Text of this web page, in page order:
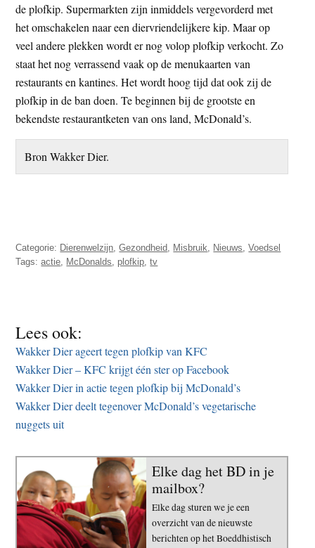
de plofkip. Supermarkten zijn inmiddels vergevorderd met
het omschakelen naar een diervriendelijkere kip. Maar op
veel andere plekken wordt er nog volop plofkip verkocht. Zo
staat het nog verrassend vaak op de menukaarten van
restaurants en kantines. Het wordt hoog tijd dat ook zij de
plofkip in de ban doen. Te beginnen bij de grootste en
bekendste restaurantketen van ons land, McDonald’s.
Bron Wakker Dier.
Categorie: Dierenwelzijn,Gezondheid, Misbruik, Nieuws,Voedsel
Tags:actie, McDonalds, plofkip,tv
Lees ook:
Wakker Dier ageert tegen plofkip van KFC
Wakker Dier – KFC krijgt één ster op Facebook
Wakker Dier in actie tegen plofkip bij McDonald’s
Wakker Dier deelt tegenover McDonald’s vegetarische
nuggets uit
Elke dag het BD in je
mailbox?
Elke dag sturen we je een
overzicht van de nieuwste
berichten op het Boeddhistisch